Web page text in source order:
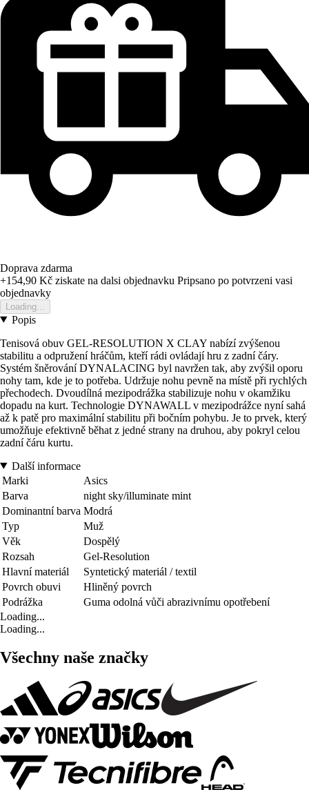
Doprava zdarma
+154,90 Kč ziskate na dalsi objednavku Pripsano po potvrzeni vasi
objednavky
Loading...
Popis
Tenisová obuv GEL-RESOLUTION X CLAY nabízí zvýšenou
stabilitu a odpružení hráčům, kteří rádi ovládají hru z zadní čáry.
Systém šněrování DYNALACING byl navržen tak, aby zvýšil oporu
nohy tam, kde je to potřeba. Udržuje nohu pevně na místě při rychlých
přechodech. Dvoudílná mezipodrážka stabilizuje nohu v okamžiku
dopadu na kurt. Technologie DYNAWALL v mezipodrážce nyní sahá
až k patě pro maximální stabilitu při bočním pohybu. Je to prvek, který
umožňuje efektivně běhat z jedné strany na druhou, aby pokryl celou
zadní čáru kurtu.
Další informace
Marki
Asics
Barva
night sky/illuminate mint
Dominantní barva Modrá
Typ
Muž
Věk
Dospělý
Rozsah
Gel-Resolution
Hlavní materiál
Syntetický materiál / textil
Povrch obuvi
Hliněný povrch
Podrážka
Guma odolná vůči abrazivnímu opotřebení
Loading...
Loading...
Všechny naše značky